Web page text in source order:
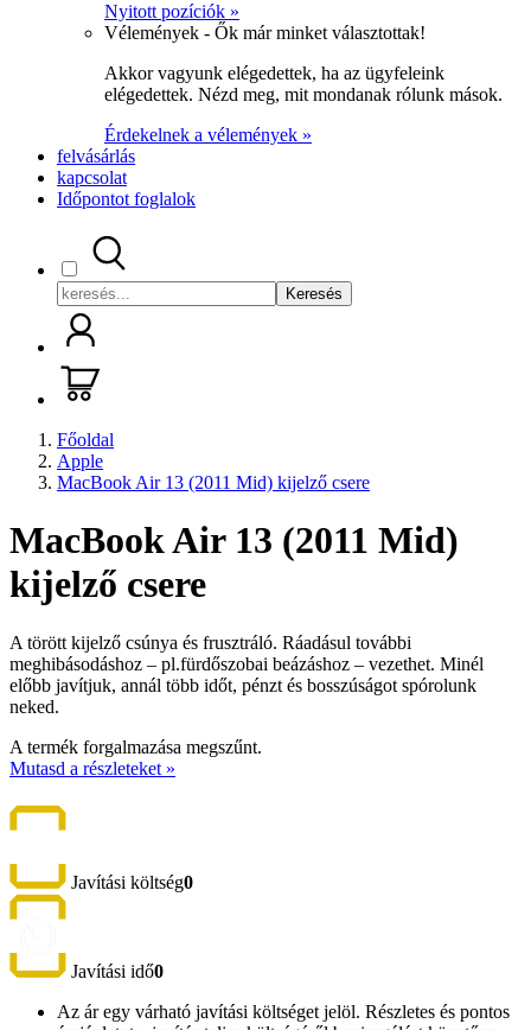
Nyitott pozíciók »
Vélemények - Ők már minket választottak!
Akkor vagyunk elégedettek, ha az ügyfeleink
elégedettek. Nézd meg, mit mondanak rólunk mások.
Érdekelnek a vélemények »
felvásárlás
kapcsolat
Időpontot foglalok
Keresés
Főoldal
Apple
MacBook Air 13 (2011 Mid) kijelző csere
MacBook Air 13 (2011 Mid)
kijelző csere
A törött kijelző csúnya és frusztráló. Ráadásul további
meghibásodáshoz – pl.fürdőszobai beázáshoz – vezethet. Minél
előbb javítjuk, annál több időt, pénzt és bosszúságot spórolunk
neked.
A termék forgalmazása megszűnt.
Mutasd a részleteket »
Javítási költség0
Javítási idő0
Az ár egy várható javítási költséget jelöl. Részletes és pontos